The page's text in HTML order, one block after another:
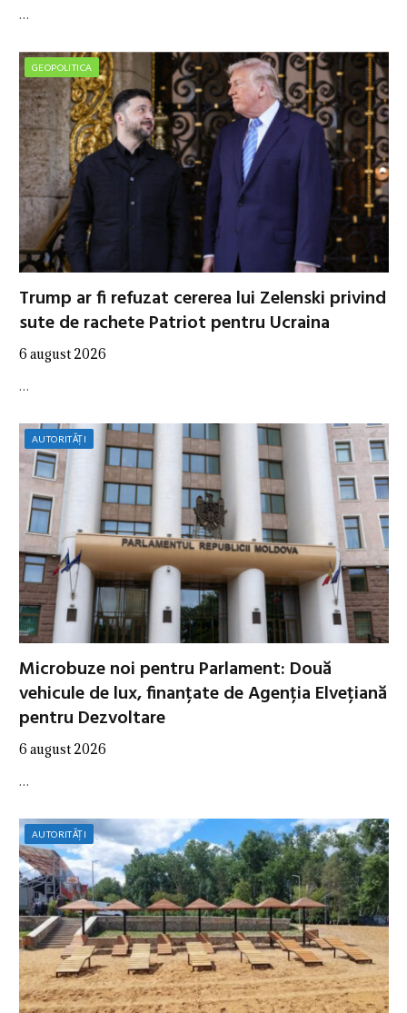
…
GEOPOLITICA
Trump ar fi refuzat cererea lui Zelenski privind
sute de rachete Patriot pentru Ucraina
6 august 2026
…
AUTORITĂȚI
Microbuze noi pentru Parlament: Două
vehicule de lux, finanțate de Agenția Elvețiană
pentru Dezvoltare
6 august 2026
…
AUTORITĂȚI